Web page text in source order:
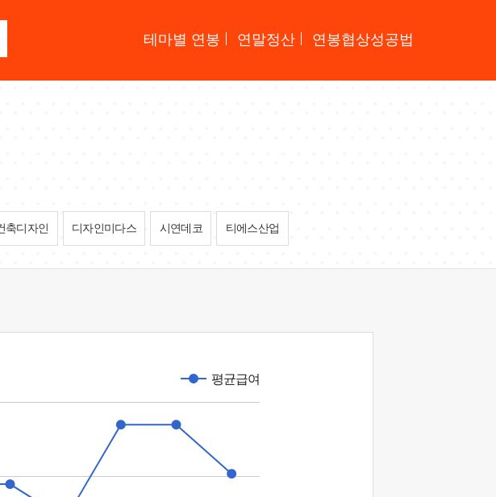
테마별 연봉 연말정산 연봉협상성공법
축디자인 디자인미다스 시연데코 티에스산업
평균급여